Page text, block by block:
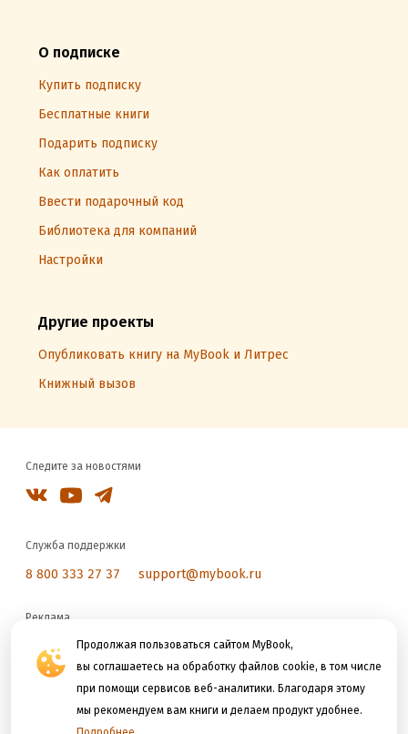
Продолжая пользоваться сайтом MyBook,
вы соглашаетесь на обработку файлов cookie, в том числе
при помощи сервисов веб-аналитики. Благодаря этому
мы рекомендуем вам книги и делаем продукт удобнее.
О подписке
Купить подписку
Бесплатные книги
Подарить подписку
Как оплатить
Ввести подарочный код
Библиотека для компаний
Настройки
Другие проекты
Опубликовать книгу на MyBook и Литрес
Книжный вызов
Следите за новостями
Служба поддержки
8 800 333 27 37 support@mybook.ru
Реклама
reklama@litres.ru
Мы принимаем к оплате